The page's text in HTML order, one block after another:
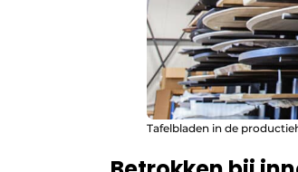
Tafelbladen in de